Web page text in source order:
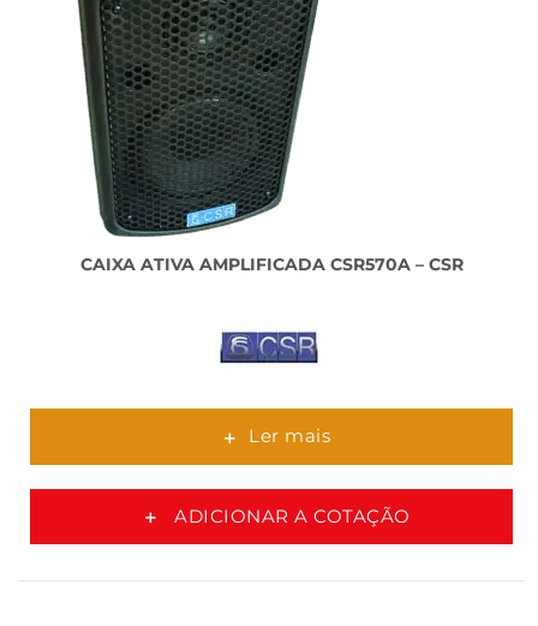
CAIXA ATIVA AMPLIFICADA CSR570A – CSR
Ler mais
ADICIONAR A COTAÇÃO